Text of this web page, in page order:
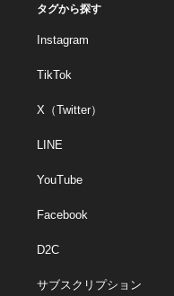
タグから探す
Instagram
TikTok
X（Twitter）
LINE
YouTube
Facebook
D2C
サブスクリプション